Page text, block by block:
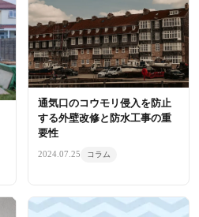
通気口のコウモリ侵入を防止
する外壁改修と防水工事の重
要性
2024.07.25 コラム